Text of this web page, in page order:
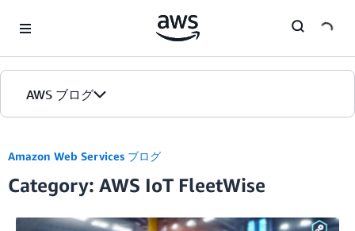
AWS ブログ
カテゴリ
エディション
Amazon Web Services ブログ
Category: AWS IoT FleetWise